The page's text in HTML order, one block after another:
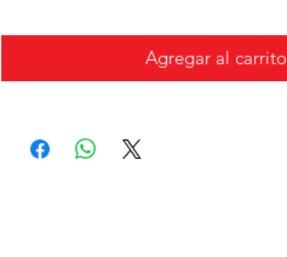
Agregar al carrito